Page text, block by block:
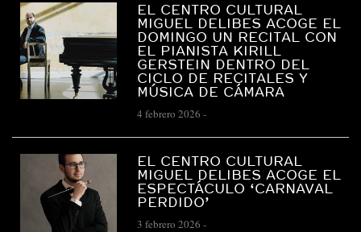
EL CENTRO CULTURAL
MIGUEL DELIBES ACOGE EL
DOMINGO UN RECITAL CON
EL PIANISTA KIRILL
GERSTEIN DENTRO DEL
CICLO DE RECITALES Y
MÚSICA DE CÁMARA
4 febrero 2026 -
EL CENTRO CULTURAL
MIGUEL DELIBES ACOGE EL
ESPECTÁCULO ‘CARNAVAL
PERDIDO’
3 febrero 2026 -